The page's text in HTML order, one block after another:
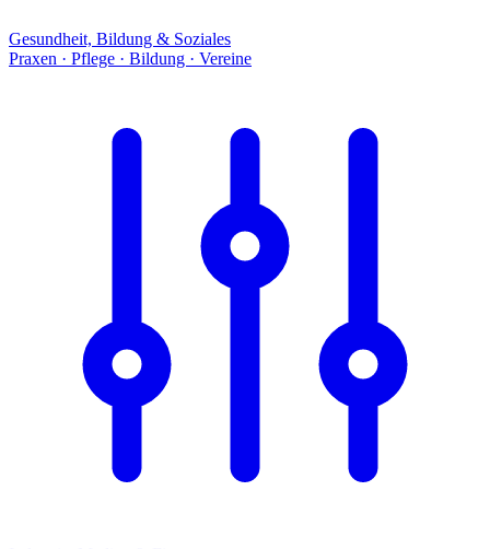
Gesundheit, Bildung & Soziales
Praxen · Pflege · Bildung · Vereine